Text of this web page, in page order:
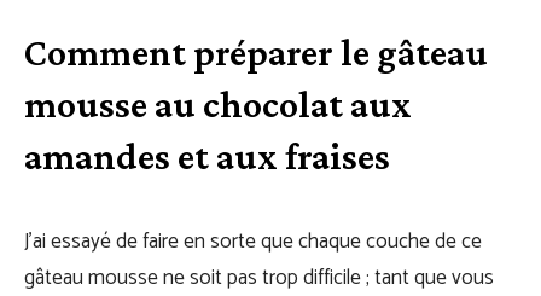
Comment préparer le gâteau
mousse au chocolat aux
amandes et aux fraises
J’ai essayé de faire en sorte que chaque couche de ce
gâteau mousse ne soit pas trop difficile ; tant que vous